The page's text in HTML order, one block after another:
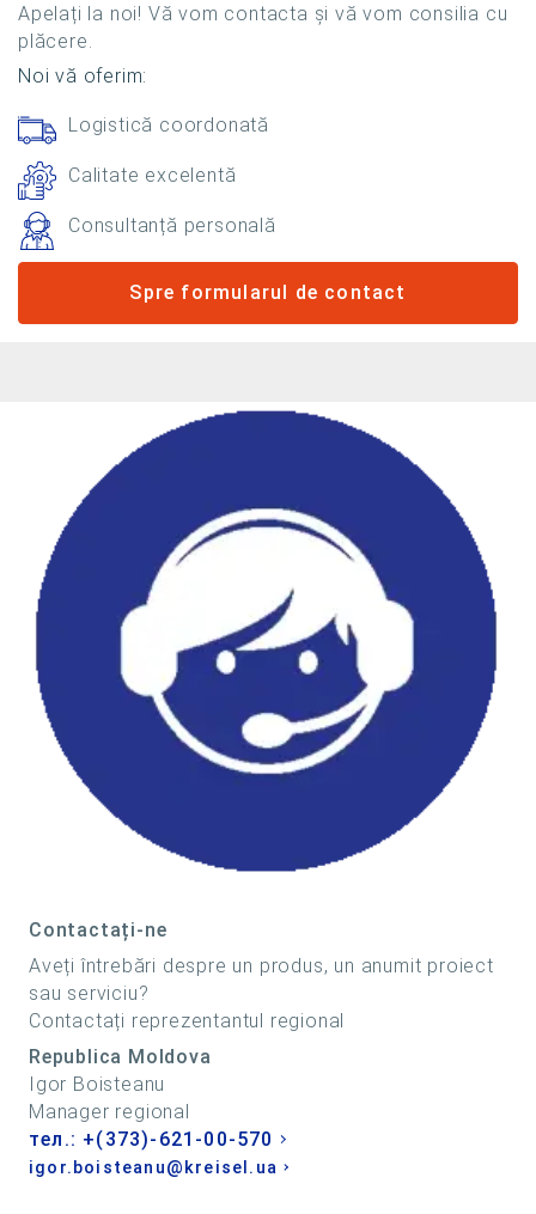
Apelați la noi! Vă vom contacta și vă vom consilia cu
plăcere.
Noi vă oferim:
Logistică coordonată
Calitate excelentă
Consultanță personală
Spre formularul de contact
Contactați-ne
Aveți întrebări despre un produs, un anumit proiect
sau serviciu?
Contactați reprezentantul regional
Republica Moldova
Igor Boisteanu
Manager regional
тел.: +(373)-621-00-570
igor.boisteanu@kreisel.ua